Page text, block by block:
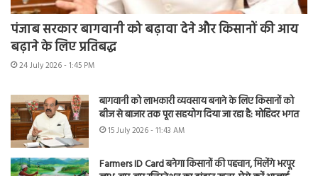
पंजाब सरकार बागवानी को बढ़ावा देने और किसानों की आय
बढ़ाने के लिए प्रतिबद्ध
24 July 2026 - 1:45 PM
बागवानी को लाभकारी व्यवसाय बनाने के लिए किसानों को
बीज से बाजार तक पूरा सहयोग दिया जा रहा है: मोहिंदर भगत
15 July 2026 - 11:43 AM
Farmers ID Card बनेगा किसानों की पहचान, मिलेंगे भरपूर